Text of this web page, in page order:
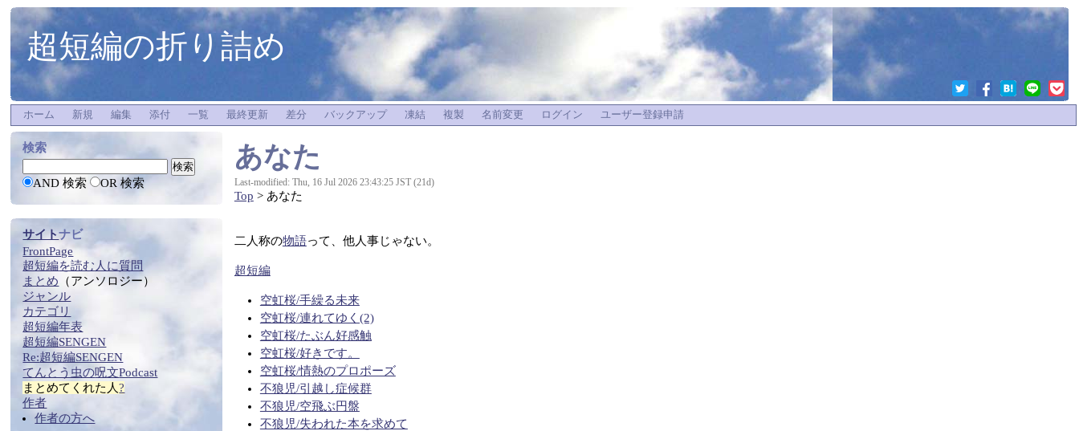
超短編の折り詰め
ホーム 新規 編集 添付 一覧 最終更新 差分 バックアップ 凍結 複製 名前変更 ログイン ユーザー登録申請
あなた
Last-modified: Thu, 16 Jul 2026 23:43:25 JST (21d)
Top > あなた
二人称の物語って、他人事じゃない。
超短編
空虹桜/手繰る未来
空虹桜/連れてゆく(2)
空虹桜/たぶん好感触
空虹桜/好きです。
空虹桜/情熱のプロポーズ
不狼児/引越し症候群
不狼児/空飛ぶ円盤
不狼児/失われた本を求めて
検索
AND 検索 OR 検索
サイトナビ
FrontPage
超短編を読む 人に質問
まとめ （アンソロジー）
ジャンル
カテゴリ
超短編年表
超短編SENGEN
Re:超短編SENGEN
てんとう虫の呪文Podcast
まとめてくれた人?
作者
作者の方へ